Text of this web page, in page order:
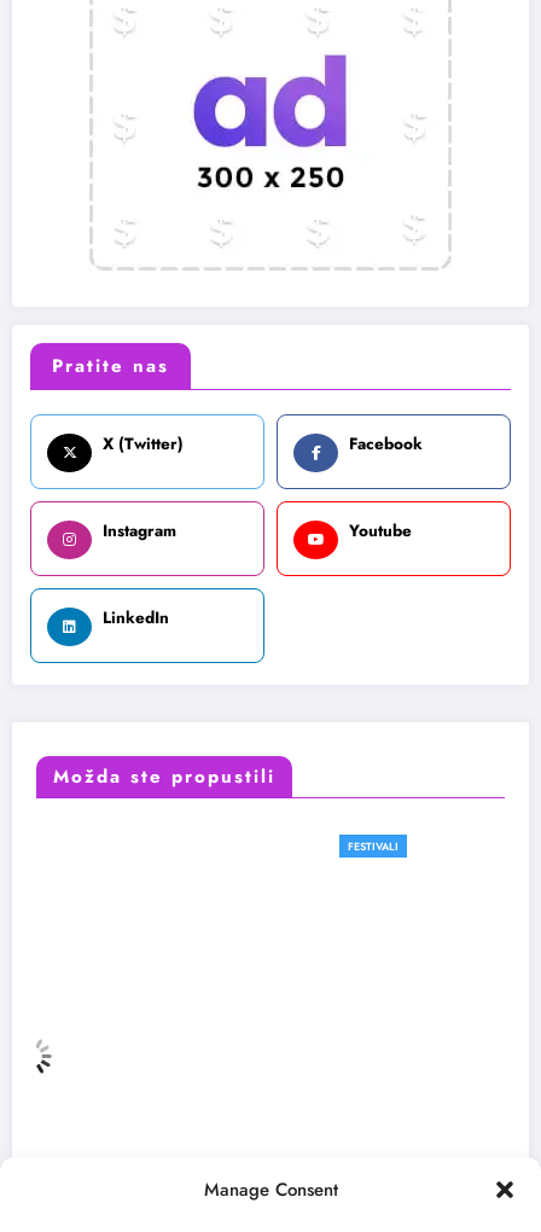
Manage Consent
Pratite nas
X (Twitter) Facebook
Instagram Youtube
LinkedIn
Možda ste propustili